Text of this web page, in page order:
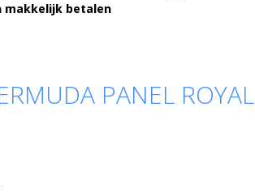
makkelijk betalen
PANEL ROYAL